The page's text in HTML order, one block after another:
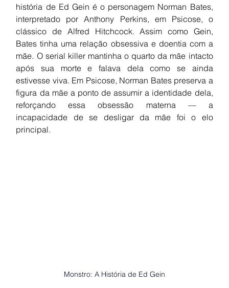
história de Ed Gein é o personagem Norman Bates,
interpretado por Anthony Perkins, em Psicose, o
clássico de Alfred Hitchcock. Assim como Gein,
Bates tinha uma relação obsessiva e doentia com a
mãe. O serial killer mantinha o quarto da mãe intacto
após sua morte e falava dela como se ainda
estivesse viva. Em Psicose, Norman Bates preserva a
figura da mãe a ponto de assumir a identidade dela,
reforçando essa obsessão materna — a
incapacidade de se desligar da mãe foi o elo
principal.
Monstro: A História de Ed Gein